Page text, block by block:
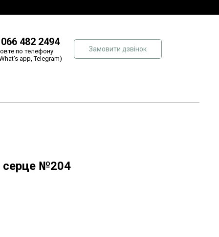
482 2494
по телефону
app, Telegram)
Замовити дзвінок
серце №204